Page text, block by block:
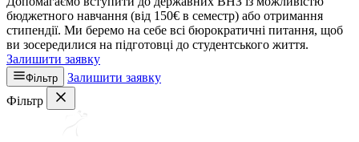
бюджетного навчання (від 150€ в семестр) або отримання
стипендії. Ми беремо на себе всі бюрократичні питання, щоб
ви зосередилися на підготовці до студентського життя.
Залишити заявку
Фільтр
Залишити заявку
Фільтр